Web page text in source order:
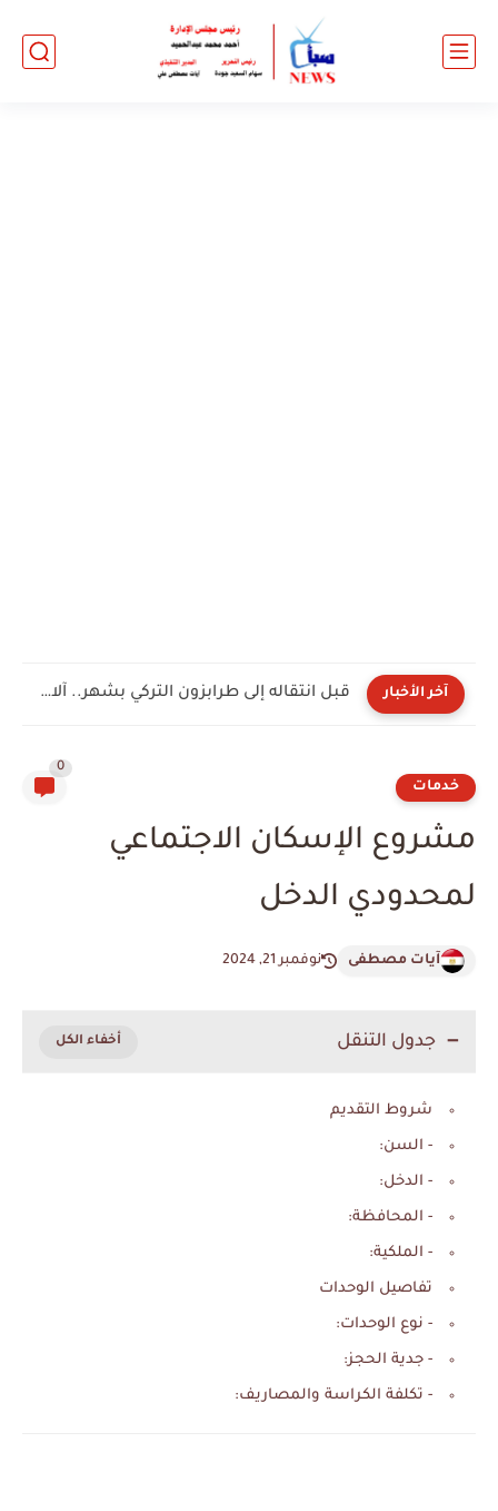
آخر الأخبار الحسين عموتة يوجه رسالة لجماهير الأهلي بعد توليه القيادة...
خدمات
0
مشروع الإسكان الاجتماعي
لمحدودي الدخل
آيات مصطفى نوفمبر 21, 2024
جدول التنقل
شروط التقديم
- السن:
- الدخل:
- المحافظة:
- الملكية:
تفاصيل الوحدات
- نوع الوحدات:
- جدية الحجز:
- تكلفة الكراسة والمصاريف: